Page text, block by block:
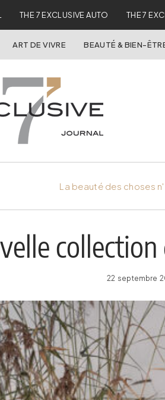
THE 7 EXCLUSIVE AUTO THE 7
ART DE VIVRE BEAUTÉ & BIEN-
La beauté des choses
22 septembre